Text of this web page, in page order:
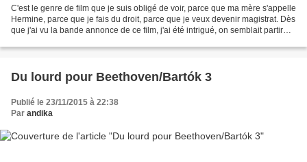
C'est le genre de film que je suis obligé de voir, parce que ma mère s'appelle
Hermine, parce que je fais du droit, parce que je veux devenir magistrat. Dès
que j'ai vu la bande annonce de ce film, j'ai été intrigué, on semblait partir
Du lourd pour Beethoven/Bartók 3
Publié le 23/11/2015 à 22:38
Par andika